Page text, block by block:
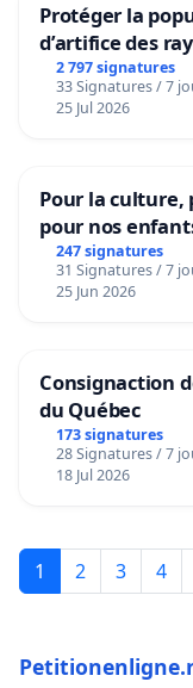
Protéger la
d’artifice des
2 797 signatures
33 Signatures / 7
25 Jul 2026
Pour la culture,
pour nos
247 signatures
31 Signatures / 7
25 Jun 2026
Consignaction
du Québec
173 signatures
28 Signatures / 7
18 Jul 2026
1 2 3 4